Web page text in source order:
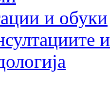
и обуки